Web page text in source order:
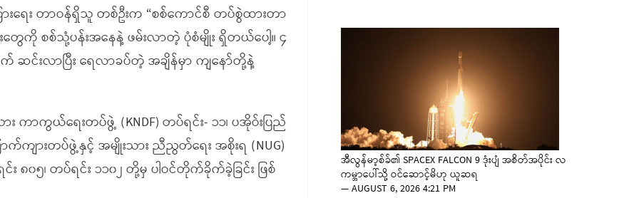
ားရေး တာဝန်ရှိသူ တစ်ဦးက “စစ်ကောင်စီ တပ်စွဲထားတာ
ေကို စစ်သုံ့ပန်းအနေနဲ့ ဖမ်းလာတဲ့ ပုံစံမျိုး ရှိတယ်ပေါ့။ ၄
ဆင်းလာပြီး ရေလာခပ်တဲ့ အချိန်မှာ ကျနော်တို့နဲ့
ာကွယ်ရေးတပ်ဖွဲ့ (KNDF) တပ်ရင်း- ၁၁၊ ပအိုဝ်းပြည်
က်ကျားတပ်ဖွဲ့နှင့် အမျိုးသား ညီညွတ်ရေး အစိုးရ (NUG)
၀၅၊ တပ်ရင်း ၁၁၀၂ တို့မှ ပါဝင်တိုက်ခိုက်ခဲ့ခြင်း ဖြစ်
အီလွန်မာ့စ်ခ်၏ SPACEX FALCON 9 ဒုံးပျံ အစိတ်အပိုင်း လ
ကမ္ဘာပေါ်သို့ ဝင်ဆောင့်မိဟု ယူဆရ
—AUGUST 6, 2026 4:21 PM